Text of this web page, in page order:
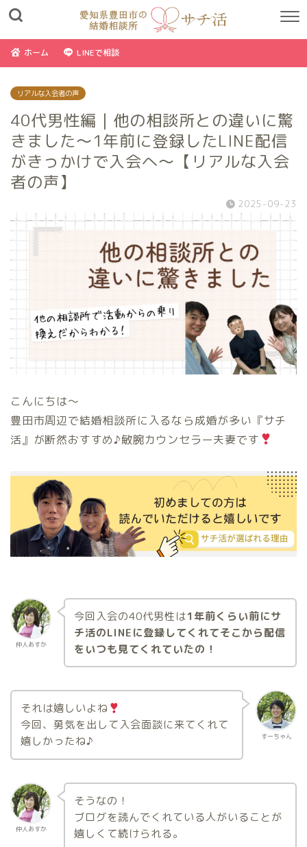
ホーム LINEで相談
リアルな入会者の声
40代男性編｜他の相談所との違いに驚
きました〜1年前に登録したLINE配信
がきっかけで入会へ〜【リアルな入会
者の声】
2025-09-23
こんにちは〜
豊田市周辺で結婚相談所に入るなら成婚が多い『サチ
活』が断然おすすめ♪敏腕カウンセラー夫妻です
仲人あすか
今回入会の40代男性は1年前くらい前にサ
チ活のLINEに登録してくれてそこから配信
をいつも見てくれていたの！
すーちゃん
それは嬉しいよね
今回、勇気を出して入会面談に来てくれて
嬉しかったね♪
仲人あすか
そうなの！
ブログを読んでくれている人がいることが
嬉しくて続けられる。